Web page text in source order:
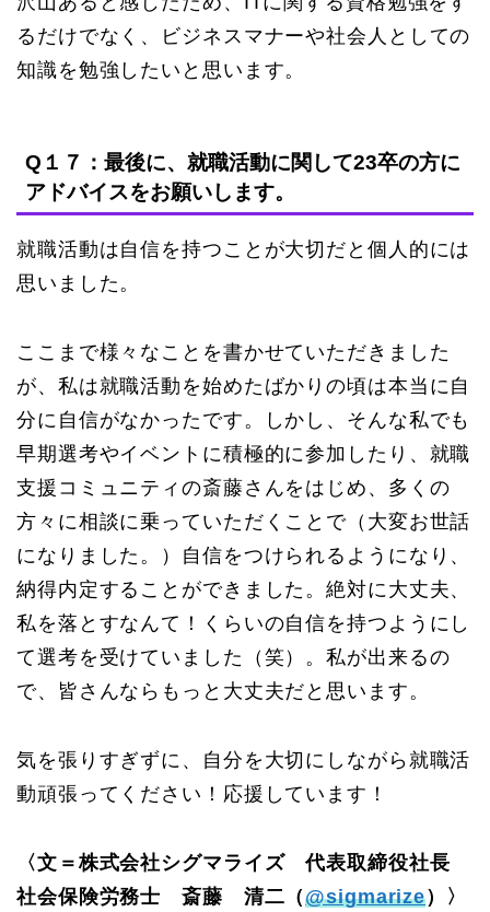
るだけでなく、ビジネスマナーや社会人としての
知識を勉強したいと思います。
Q１７：最後に、就職活動に関して23卒の方に
アドバイスをお願いします。
就職活動は自信を持つことが大切だと個人的には
思いました。
ここまで様々なことを書かせていただきました
が、私は就職活動を始めたばかりの頃は本当に自
分に自信がなかったです。しかし、そんな私でも
早期選考やイベントに積極的に参加したり、就職
支援コミュニティの斎藤さんをはじめ、多くの
方々に相談に乗っていただくことで（大変お世話
になりました。）自信をつけられるようになり、
納得内定することができました。絶対に大丈夫、
私を落とすなんて！くらいの自信を持つようにし
て選考を受けていました（笑）。私が出来るの
で、皆さんならもっと大丈夫だと思います。
気を張りすぎずに、自分を大切にしながら就職活
動頑張ってください！応援しています！
〈文＝株式会社シグマライズ 代表取締役社長
社会保険労務士 斎藤 清二（@sigmarize）〉